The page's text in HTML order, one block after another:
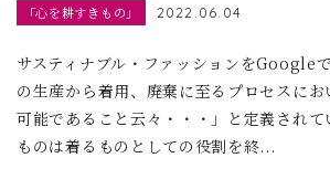
「心を耕すきもの」 2022.06.04
サスティナブル・ファッションをGoogle
の生産から着用、廃棄に至るプロセスに
可能であること云々・・・」と定義されて
ものは着るものとしての役割を終...